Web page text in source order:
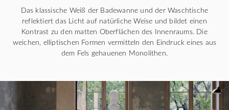
Das klassische Weiß der Badewanne und der Waschtische
reflektiert das Licht auf natürliche Weise und bildet einen
Kontrast zu den matten Oberflächen des Innenraums. Die
weichen, elliptischen Formen vermitteln den Eindruck eines aus
dem Fels gehauenen Monolithen.